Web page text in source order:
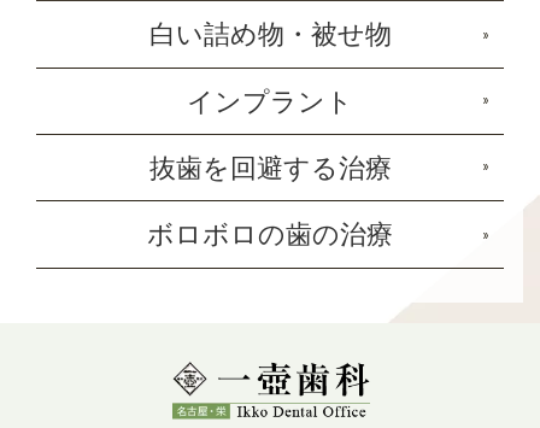
白い詰め物・被せ物
インプラント
抜歯を回避する治療
ボロボロの歯の治療